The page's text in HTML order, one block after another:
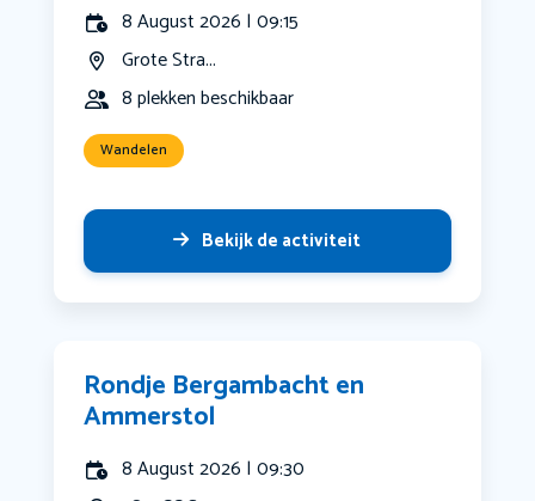
8 August 2026 | 09:15
Grote Stra...
8 plekken beschikbaar
Wandelen
Bekijk de activiteit
Rondje Bergambacht en
Ammerstol
8 August 2026 | 09:30